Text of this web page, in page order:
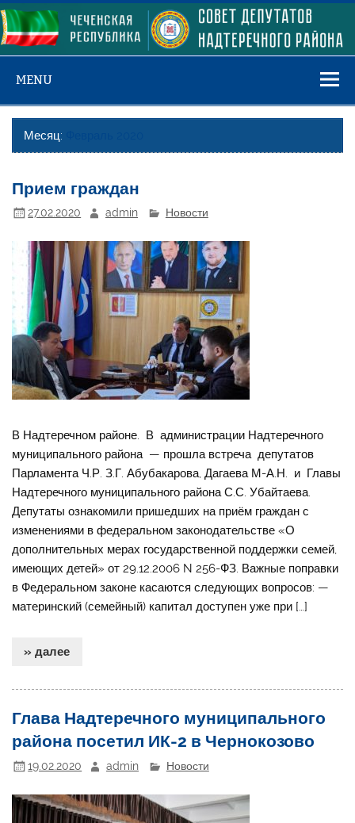
Skip
to
content
MENU
Месяц:
Прием граждан
27.02.2020 admin Новости
В Надтеречном районе. В администрации Надтеречного
муниципального района — прошла встреча депутатов
Парламента Ч.Р. З.Г. Абубакарова, Дагаева М-А.Н. и Главы
Надтеречного муниципального района С.С. Убайтаева.
Депутаты ознакомили пришедших на приём граждан с
изменениями в федеральном законодательстве «О
дополнительных мерах государственной поддержки семей,
имеющих детей» от 29.12.2006 N 256-ФЗ. Важные поправки
в Федеральном законе касаются следующих вопросов: —
материнский (семейный) капитал доступен уже при […]
» далее
Глава Надтеречного муниципального
района посетил ИК-2 в Чернокозово
19.02.2020 admin Новости